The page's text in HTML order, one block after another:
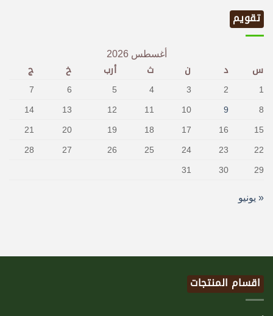
تقويم
أغسطس 2026
س د ن ث أرب خ
ج
1
2
3
4
5
6
7
8
9
10
11
12
13
14
15
16
17
18
19
20
21
22
23
24
25
26
27
28
29
30
31
« يونيو
اقسام المنتجات